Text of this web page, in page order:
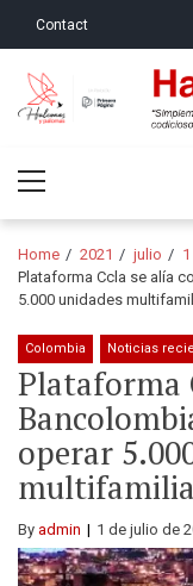
Contact
Menu
Home 2021 julio
1
Plataforma Ccla se alía
5.000 unidades
Colombia Noticias
Plataforma
operar
By admin 1 de julio de